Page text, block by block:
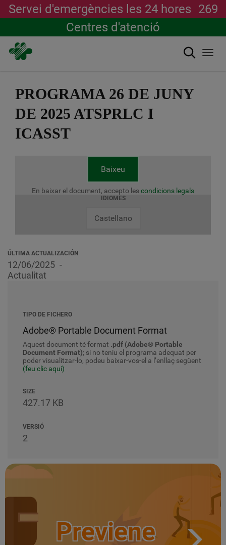
contingut
Servei d'emergències les 24 hores 269
Centres d'atenció
Cerca
PROGRAMA 26 DE JUNY
DE 2025 ATSPRLC I
ICASST
Baixeu
En baixar el document, accepto lescondicions legals
IDIOMES
Castellano
ÚLTIMA ACTUALIZACIÓN
12/06/2025
Actualitat
TIPO DE FICHERO
Adobe® Portable Document Format
Aquest document té format .pdf (Adobe® Portable
Document Format); si no teniu el programa adequat per
poder visualitzar-lo, podeu baixar-vos-el a l’enllaç següent
(feu clic aquí)
SIZE
427.17 KB
VERSIÓ
2
Previene